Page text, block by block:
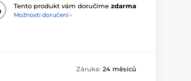
Tento produkt vám doručíme zdarma
Možnosti doručení ›
Záruka: 24 měsíců